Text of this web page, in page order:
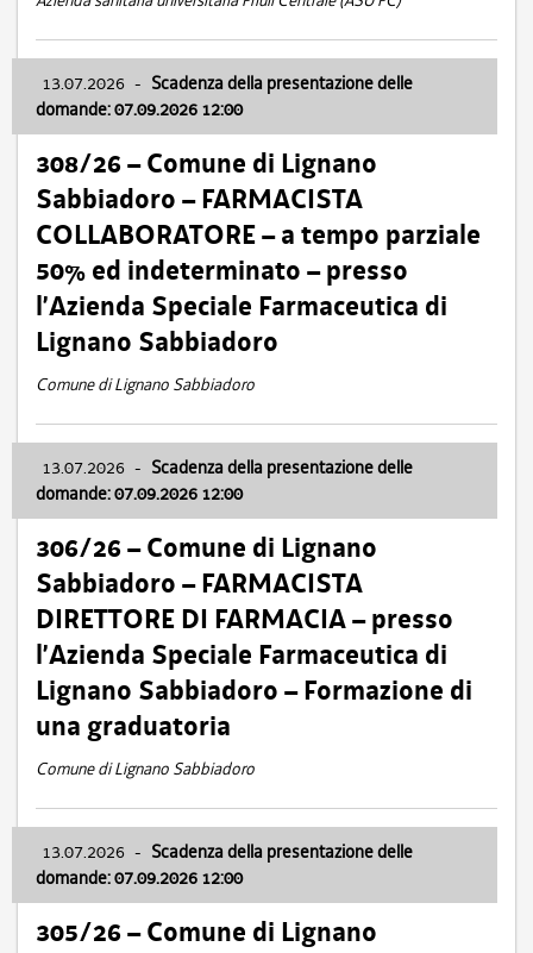
13.07.2026 - Scadenza della presentazione delle
domande: 07.09.2026 12:00
308/26 – Comune di Lignano
Sabbiadoro – FARMACISTA
COLLABORATORE – a tempo parziale
50% ed indeterminato – presso
l’Azienda Speciale Farmaceutica di
Lignano Sabbiadoro
Comune di Lignano Sabbiadoro
13.07.2026 - Scadenza della presentazione delle
domande: 07.09.2026 12:00
306/26 – Comune di Lignano
Sabbiadoro – FARMACISTA
DIRETTORE DI FARMACIA – presso
l’Azienda Speciale Farmaceutica di
Lignano Sabbiadoro – Formazione di
una graduatoria
Comune di Lignano Sabbiadoro
13.07.2026 - Scadenza della presentazione delle
domande: 07.09.2026 12:00
305/26 – Comune di Lignano